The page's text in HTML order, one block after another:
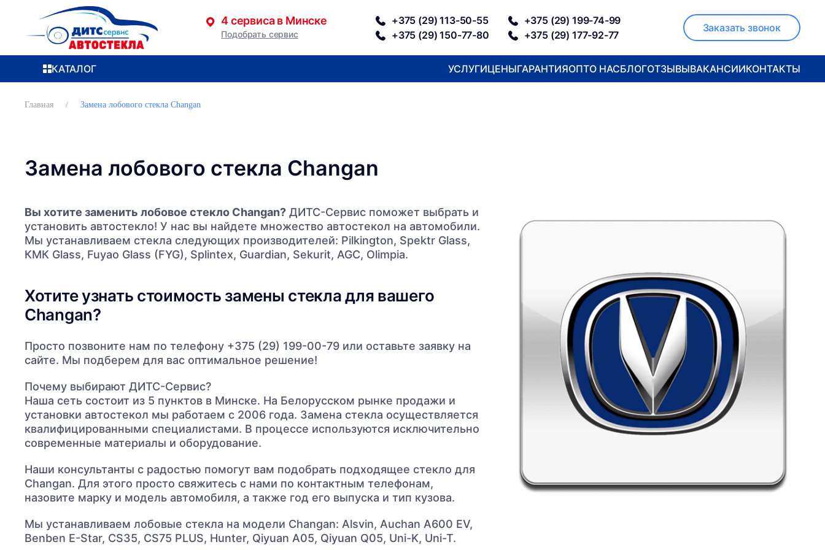
Перейти к содержимому
4 сервиса в Минске
Подобрать сервис
+375 (29) 113-50-55
+375 (29) 199-74-99
+375 (29) 150-77-80
+375 (29) 177-92-77
Заказать звонок
КАТАЛОГ УСЛУГИЦЕНЫГАРАНТИЯОПТО НАСБЛОГОТЗЫВЫВАКАНСИИКОНТАКТЫ
Замена лобового стекла Changan
Вы хотите заменить лобовое стекло Changan? ДИТС-Сервис поможет выбрать и
установить автостекло! У нас вы найдете множество автостекол на автомобили.
Мы устанавливаем стекла следующих производителей: Pilkington, Spektr Glass,
КМК Glass, Fuyao Glass (FYG), Splintex, Guardian, Sekurit, AGC, Olimpia.
Хотите узнать стоимость замены стекла для вашего
Changan?
Просто позвоните нам по телефону +375 (29) 199-00-79 или оставьте заявку на
сайте. Мы подберем для вас оптимальное решение!
Почему выбирают ДИТС-Сервис?
Наша сеть состоит из 5 пунктов в Минске. На Белорусском рынке продажи и
установки автостекол мы работаем с 2006 года. Замена стекла осуществляется
квалифицированными специалистами. В процессе используются исключительно
современные материалы и оборудование.
Наши консультанты с радостью помогут вам подобрать подходящее стекло для
Changan. Для этого просто свяжитесь с нами по контактным телефонам,
назовите марку и модель автомобиля, а также год его выпуска и тип кузова.
Мы устанавливаем лобовые стекла на модели Changan: Alsvin, Auchan A600 EV,
Benben E-Star, CS35, CS75 PLUS, Hunter, Qiyuan A05, Qiyuan Q05, Uni-K, Uni-T.
Главная Замена лобового стекла Changan